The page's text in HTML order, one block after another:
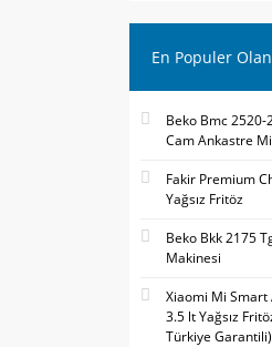
En Populer
Beko Bmc 2520-
Cam Ankastre
Fakir Premium
Yağsız Fritöz
Beko Bkk 2175
Makinesi
Xiaomi Mi Smart
3.5 lt Yağsız
Türkiye Garantili)